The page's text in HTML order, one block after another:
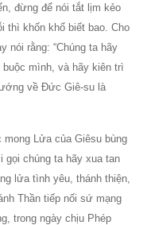
đừng để nói tắt lịm kẻo
thì khốn khổ biết bao. Cho
nói rằng: “Chúng ta hãy
mình, và hãy kiên trì
về Đức Giê-su là
Lửa của Giêsu bùng
gọi chúng ta hãy xua tan
lửa tình yêu, thánh thiện,
Thần tiếp nối sứ mạng
trong ngày chịu Phép